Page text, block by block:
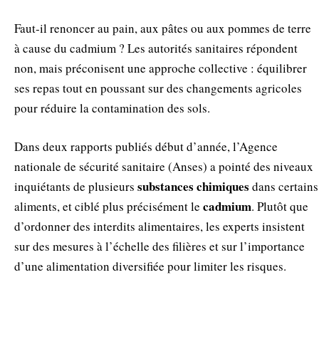
Faut‑il renoncer au pain, aux pâtes ou aux pommes de terre
à cause du cadmium ? Les autorités sanitaires répondent
non, mais préconisent une approche collective : équilibrer
ses repas tout en poussant sur des changements agricoles
pour réduire la contamination des sols.
Dans deux rapports publiés début d’année, l’Agence
nationale de sécurité sanitaire (Anses) a pointé des niveaux
inquiétants de plusieurs substances chimiques dans certains
aliments, et ciblé plus précisément le cadmium. Plutôt que
d’ordonner des interdits alimentaires, les experts insistent
sur des mesures à l’échelle des filières et sur l’importance
d’une alimentation diversifiée pour limiter les risques.